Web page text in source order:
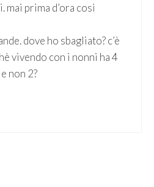
mai prima d’ora così
dove ho sbagliato? c’è
vivendo con i nonni ha 4
non 2?